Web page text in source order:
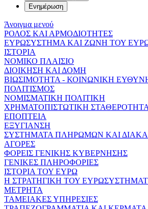
Ενημέρωση
Άνοιγμα μενού
ΡΟΛΟΣ ΚΑΙ ΑΡΜΟΔΙΟΤΗΤΕΣ
ΕΥΡΩΣΥΣΤΗΜΑ ΚΑΙ ΖΩΝΗ ΤΟΥ
ΙΣΤΟΡΙΑ
ΝΟΜΙΚΟ ΠΛΑΙΣΙΟ
ΔΙΟΙΚΗΣΗ ΚΑΙ ΔΟΜΗ
ΒΙΩΣΙΜΟΤΗΤΑ - ΚΟΙΝΩΝΙΚΗ
ΠΟΛΙΤΙΣΜΟΣ
ΝΟΜΙΣΜΑΤΙΚΗ ΠΟΛΙΤΙΚΗ
ΧΡΗΜΑΤΟΠΙΣΤΩΤΙΚΗ ΣΤΑΘΕΡΟΤΗΤΑ
ΕΠΟΠΤΕΙΑ
ΕΞΥΓΙΑΝΣΗ
ΣΥΣΤΗΜΑΤΑ ΠΛΗΡΩΜΩΝ ΚΑΙ
ΑΓΟΡΕΣ
ΦΟΡΕΙΣ ΓΕΝΙΚΗΣ ΚΥΒΕΡΝΗΣΗΣ
ΓΕΝΙΚΕΣ ΠΛΗΡΟΦΟΡΙΕΣ
ΙΣΤΟΡΙΑ ΤΟΥ ΕΥΡΩ
Η ΣΤΡΑΤΗΓΙΚΗ ΤΟΥ
ΜΕΤΡΗΤΑ
ΤΑΜΕΙΑΚΕΣ ΥΠΗΡΕΣΙΕΣ